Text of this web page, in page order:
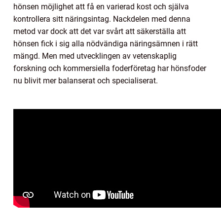
hönsen möjlighet att få en varierad kost och själva
kontrollera sitt näringsintag. Nackdelen med denna
metod var dock att det var svårt att säkerställa att
hönsen fick i sig alla nödvändiga näringsämnen i rätt
mängd. Men med utvecklingen av vetenskaplig
forskning och kommersiella foderföretag har hönsfoder
nu blivit mer balanserat och specialiserat.